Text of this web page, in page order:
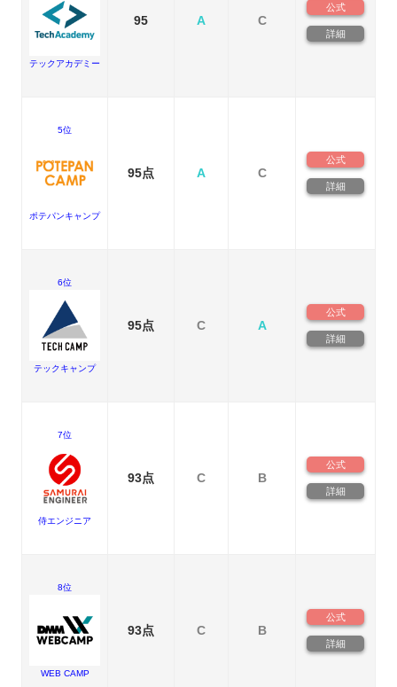
テックアカデミー
95 A C
公式
詳細
5位
ポテパンキャンプ
95点 A C
公式
詳細
6位
テックキャンプ
95点 C A
公式
詳細
7位
侍エンジニア
93点 C B
公式
詳細
8位
WEB CAMP
93点 C B
公式
詳細